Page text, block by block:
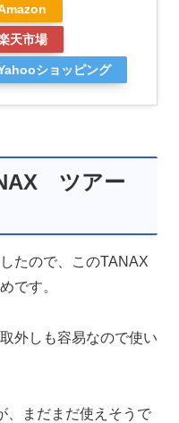
天市場
ショッピング
ツアー
たので、このTANAX
です。
外しも容易なので使い
、まだまだ使えそうで